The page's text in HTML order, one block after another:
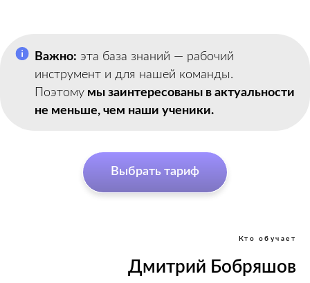
Важно: эта база знаний — рабочий
инструмент и для нашей команды.
Поэтому мы заинтересованы в актуальности
не меньше, чем наши ученики.
Выбрать тариф
Кто обучает
Дмитрий Бобряшов